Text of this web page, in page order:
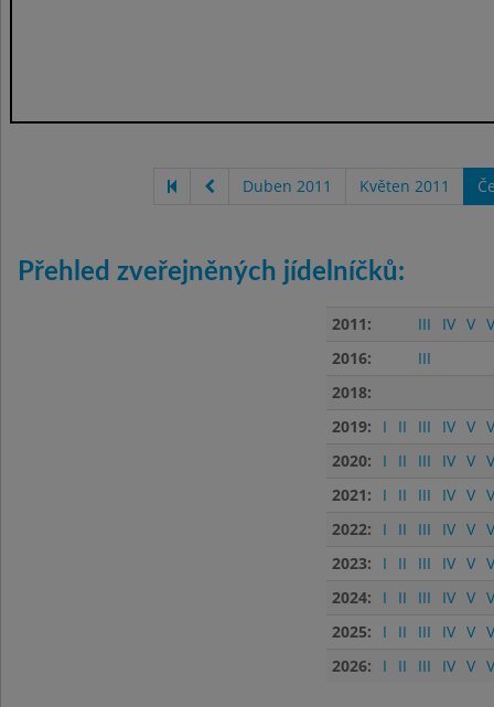
Duben 2011 Květen 2011
Přehled zveřejněných jídelníčků:
2011: III IV V
2016:
III
2018:
2019:
I II III IV V
2020:
I II III IV V
2021:
I II III IV V
2022:
I II III IV V
2023:
I II III IV V
2024:
I II III IV V
2025:
I II III IV V
2026:
I II III IV V